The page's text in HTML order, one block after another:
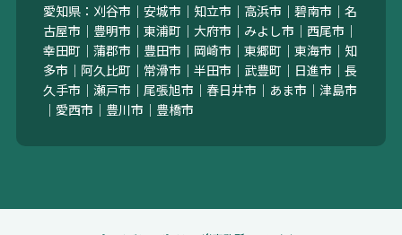
愛知県：刈谷市｜安城市｜知立市｜高浜市｜碧南市｜名
古屋市｜豊明市｜東浦町｜大府市｜みよし市｜西尾市｜
幸田町｜蒲郡市｜豊田市｜岡崎市｜東郷町｜東海市｜知
多市｜阿久比町｜常滑市｜半田市｜武豊町｜日進市｜長
久手市｜瀬戸市｜尾張旭市｜春日井市｜あま市｜津島市
｜愛西市｜豊川市｜豊橋市